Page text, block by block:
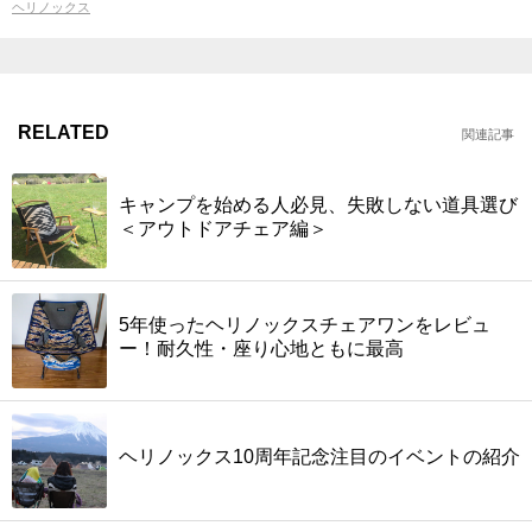
ヘリノックス
RELATED 関連記事
キャンプを始める人必見、失敗しない道具選び
＜アウトドアチェア編＞
5年使ったヘリノックスチェアワンをレビュ
ー！耐久性・座り心地ともに最高
ヘリノックス10周年記念注目のイベントの紹介